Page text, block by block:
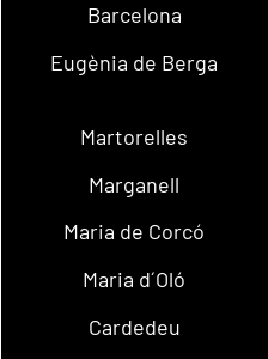
Barcelona
Eugènia de Berga
Martorelles
Marganell
Maria de Corcó
Maria d´Oló
Cardedeu